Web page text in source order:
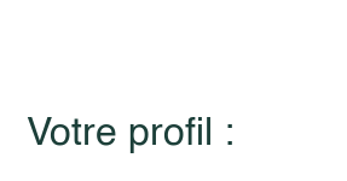
Votre profil :